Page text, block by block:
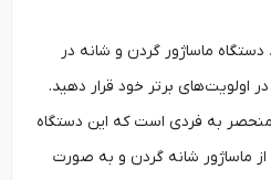
ماساژور گردن و شانه در
برتر خود قرار دهید.
به فردی است که این دستگاه
شانه گردن و به صورت